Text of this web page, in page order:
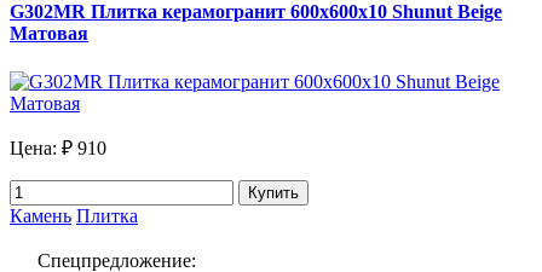
G302MR Плитка керамогранит 600х600х10 Shunut Beige
Матовая
Цена: ₽ 910
Купить
Камень Плитка
Спецпредложение: